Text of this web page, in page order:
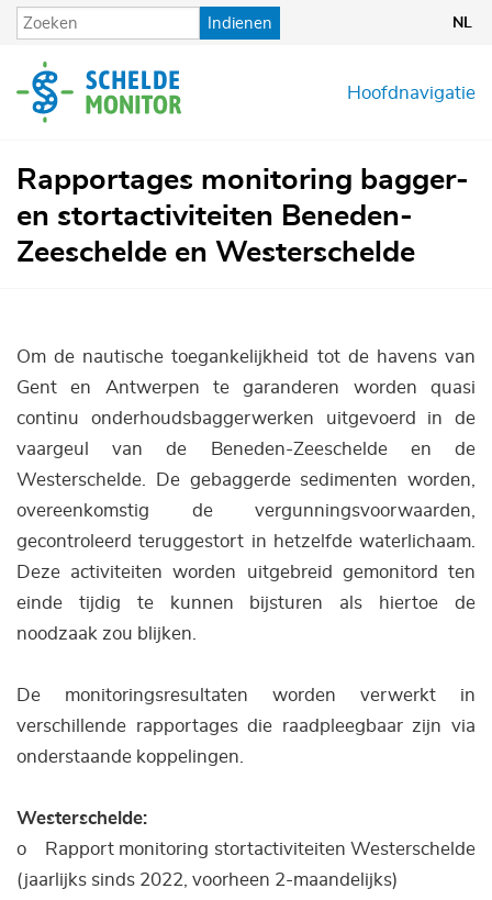
Overslaan
en
de
inhoud
Indienen NL
Hoofdnavigatie
Rapportages monitoring bagger-
en stortactiviteiten Beneden-
Zeeschelde en Westerschelde
Om de nautische toegankelijkheid tot de havens van
Gent en Antwerpen te garanderen worden quasi
continu onderhoudsbaggerwerken uitgevoerd in de
vaargeul van de Beneden-Zeeschelde en de
Westerschelde. De gebaggerde sedimenten worden,
overeenkomstig de vergunningsvoorwaarden,
gecontroleerd teruggestort in hetzelfde waterlichaam.
Deze activiteiten worden uitgebreid gemonitord ten
einde tijdig te kunnen bijsturen als hiertoe de
noodzaak zou blijken.
De monitoringsresultaten worden verwerkt in
verschillende rapportages die raadpleegbaar zijn via
onderstaande koppelingen.
Westerschelde:
o Rapport monitoring stortactiviteiten Westerschelde
(jaarlijks sinds 2022, voorheen 2-maandelijks)